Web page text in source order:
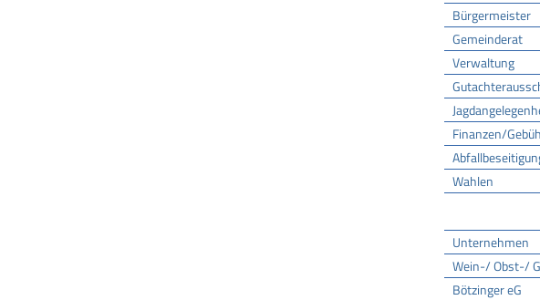
Bürgermeister
Gemeinderat
Verwaltung
Finanzen/
Wahlen
Unternehmen
Wein-/ Obst-/
Bötzinger eG